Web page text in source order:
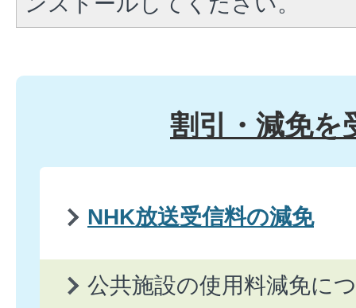
割引・減免を
NHK放送受信料の減免
公共施設の使用料減免に